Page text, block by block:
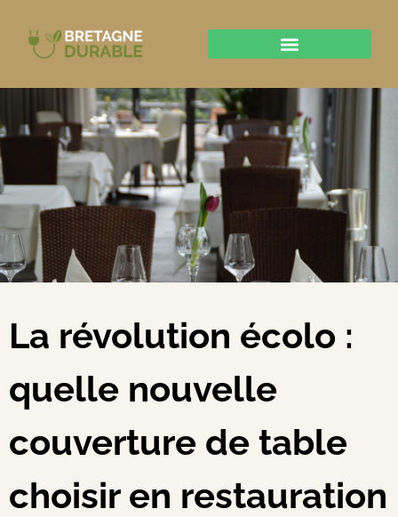
La révolution écolo :
quelle nouvelle
couverture de table
choisir en restauration